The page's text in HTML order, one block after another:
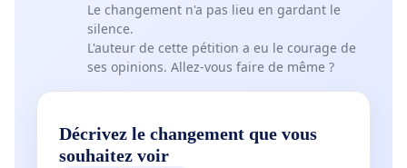
Le changement n'a pas lieu en gardant le
silence.
L'auteur de cette pétition a eu le courage de
ses opinions. Allez-vous faire de même ?
Décrivez le changement que vous
souhaitez voir